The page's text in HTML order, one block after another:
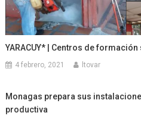
YARACUY* | Centros de
4 febrero, 2021 ltovar
Monagas prepara sus
productiva